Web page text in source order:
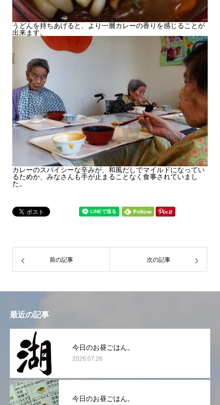
うどんを持ちあげると、より一層カレーの香りを感じることが
出来ます。
カレーのスパイシーな辛みが、和風だしでマイルドになってい
るためか、みなさんも手が止まることなく食事されていまし
た。
前の記事 次の記事
最近の記事
今日のお昼ごはん。
2026.07.26
今日のお昼ごはん。